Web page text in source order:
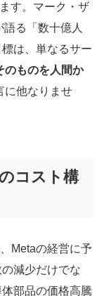
す。マーク・ザ
る「数十億人
は、単なるサー
のものを人間か
に他なりませ
コスト構
Metaの経営に予
減少だけでな
部品の価格高騰